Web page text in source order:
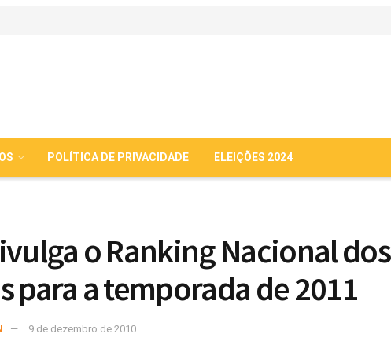
POLÍTICA DE PRIVACIDADE ELEIÇÕES 2024
o Ranking Nacional dos
para a temporada de 2011
9 de dezembro de 2010